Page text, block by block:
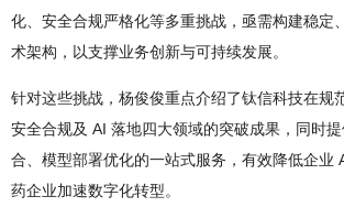
化、安全合规严格化等多重挑战，亟需构建稳定
术架构，以支撑业务创新与可持续发展。
针对这些挑战，杨俊俊重点介绍了钛信科技在规
安全合规及 AI 落地四大领域的突破成果，同时
合、模型部署优化的一站式服务，有效降低企业
药企业加速数字化转型。